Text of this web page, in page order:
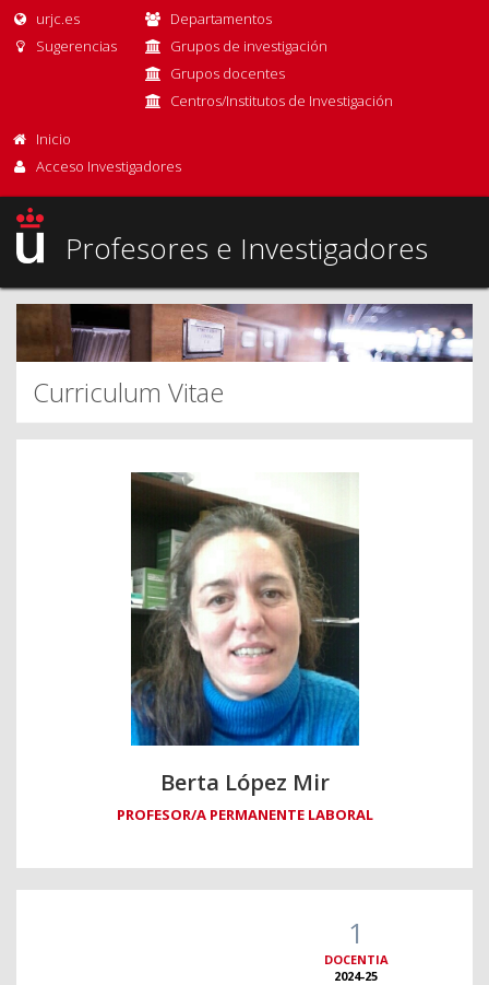
urjc.es
Sugerencias
Departamentos
Grupos de investigación
Grupos docentes
Centros/Institutos de Investigación
Inicio
Acceso Investigadores
Profesores e Investigadores
Curriculum Vitae
Berta López Mir
PROFESOR/A PERMANENTE LABORAL
1
DOCENTIA
2024-25